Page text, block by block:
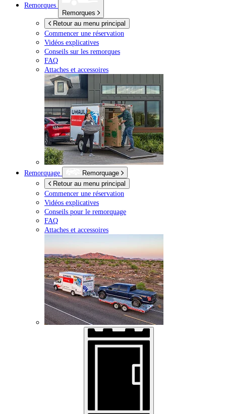
Remorques
Remorques
Retour au menu principal
Commencer une réservation
Vidéos explicatives
Conseils sur les remorques
FAQ
Attaches et accessoires
Remorquage
Remorquage
Retour au menu principal
Commencer une réservation
Vidéos explicatives
Conseils pour le remorquage
FAQ
Attaches et accessoires